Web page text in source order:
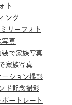
ト
ング
リーフォト
写真
で家族写真
家族写真
ション撮影
ド記念撮影
ートレート